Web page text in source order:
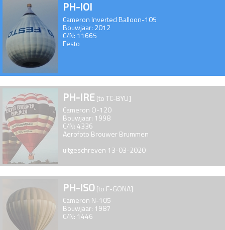
PH-IOI
Cameron Inverted Balloon-105
Bouwjaar: 2012
C/N: 11665
Festo
PH-IRE [to TC-BYU]
Cameron O-120
Bouwjaar: 1998
C/N: 4336
Aerofoto Brouwer Brummen
uitgeschreven 13-03-2020
PH-ISO[to F-GONA]
Cameron N-105
Bouwjaar: 1987
C/N: 1446